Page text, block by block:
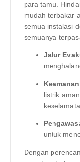
para tamu.
mudah terbakar
semua instalasi
semuanya
Jalur
listrik
untuk
Dengan